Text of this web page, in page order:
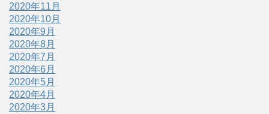
2020年11月
2020年10月
2020年9月
2020年8月
2020年7月
2020年6月
2020年5月
2020年4月
2020年3月